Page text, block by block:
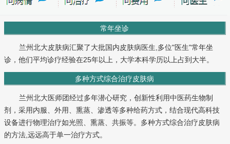
常年坐诊
兰州北大皮肤病汇聚了大批国内皮肤病医生,多位"医生"常年坐
诊，他们平均诊疗经验在25年以上，大学本科学历以上占到大半。
多种方式综合治疗皮肤病
兰州北大医师团经过多年潜心研究，创新性利用中医药生物制
剂，采用内服、外用、熏蒸、渗透等多种给药方式，结合现代高科技
设备进行物理治疗如光照、熏蒸、共振等。多种方式综合治疗皮肤病
的方法,远远高于单一治疗方式。